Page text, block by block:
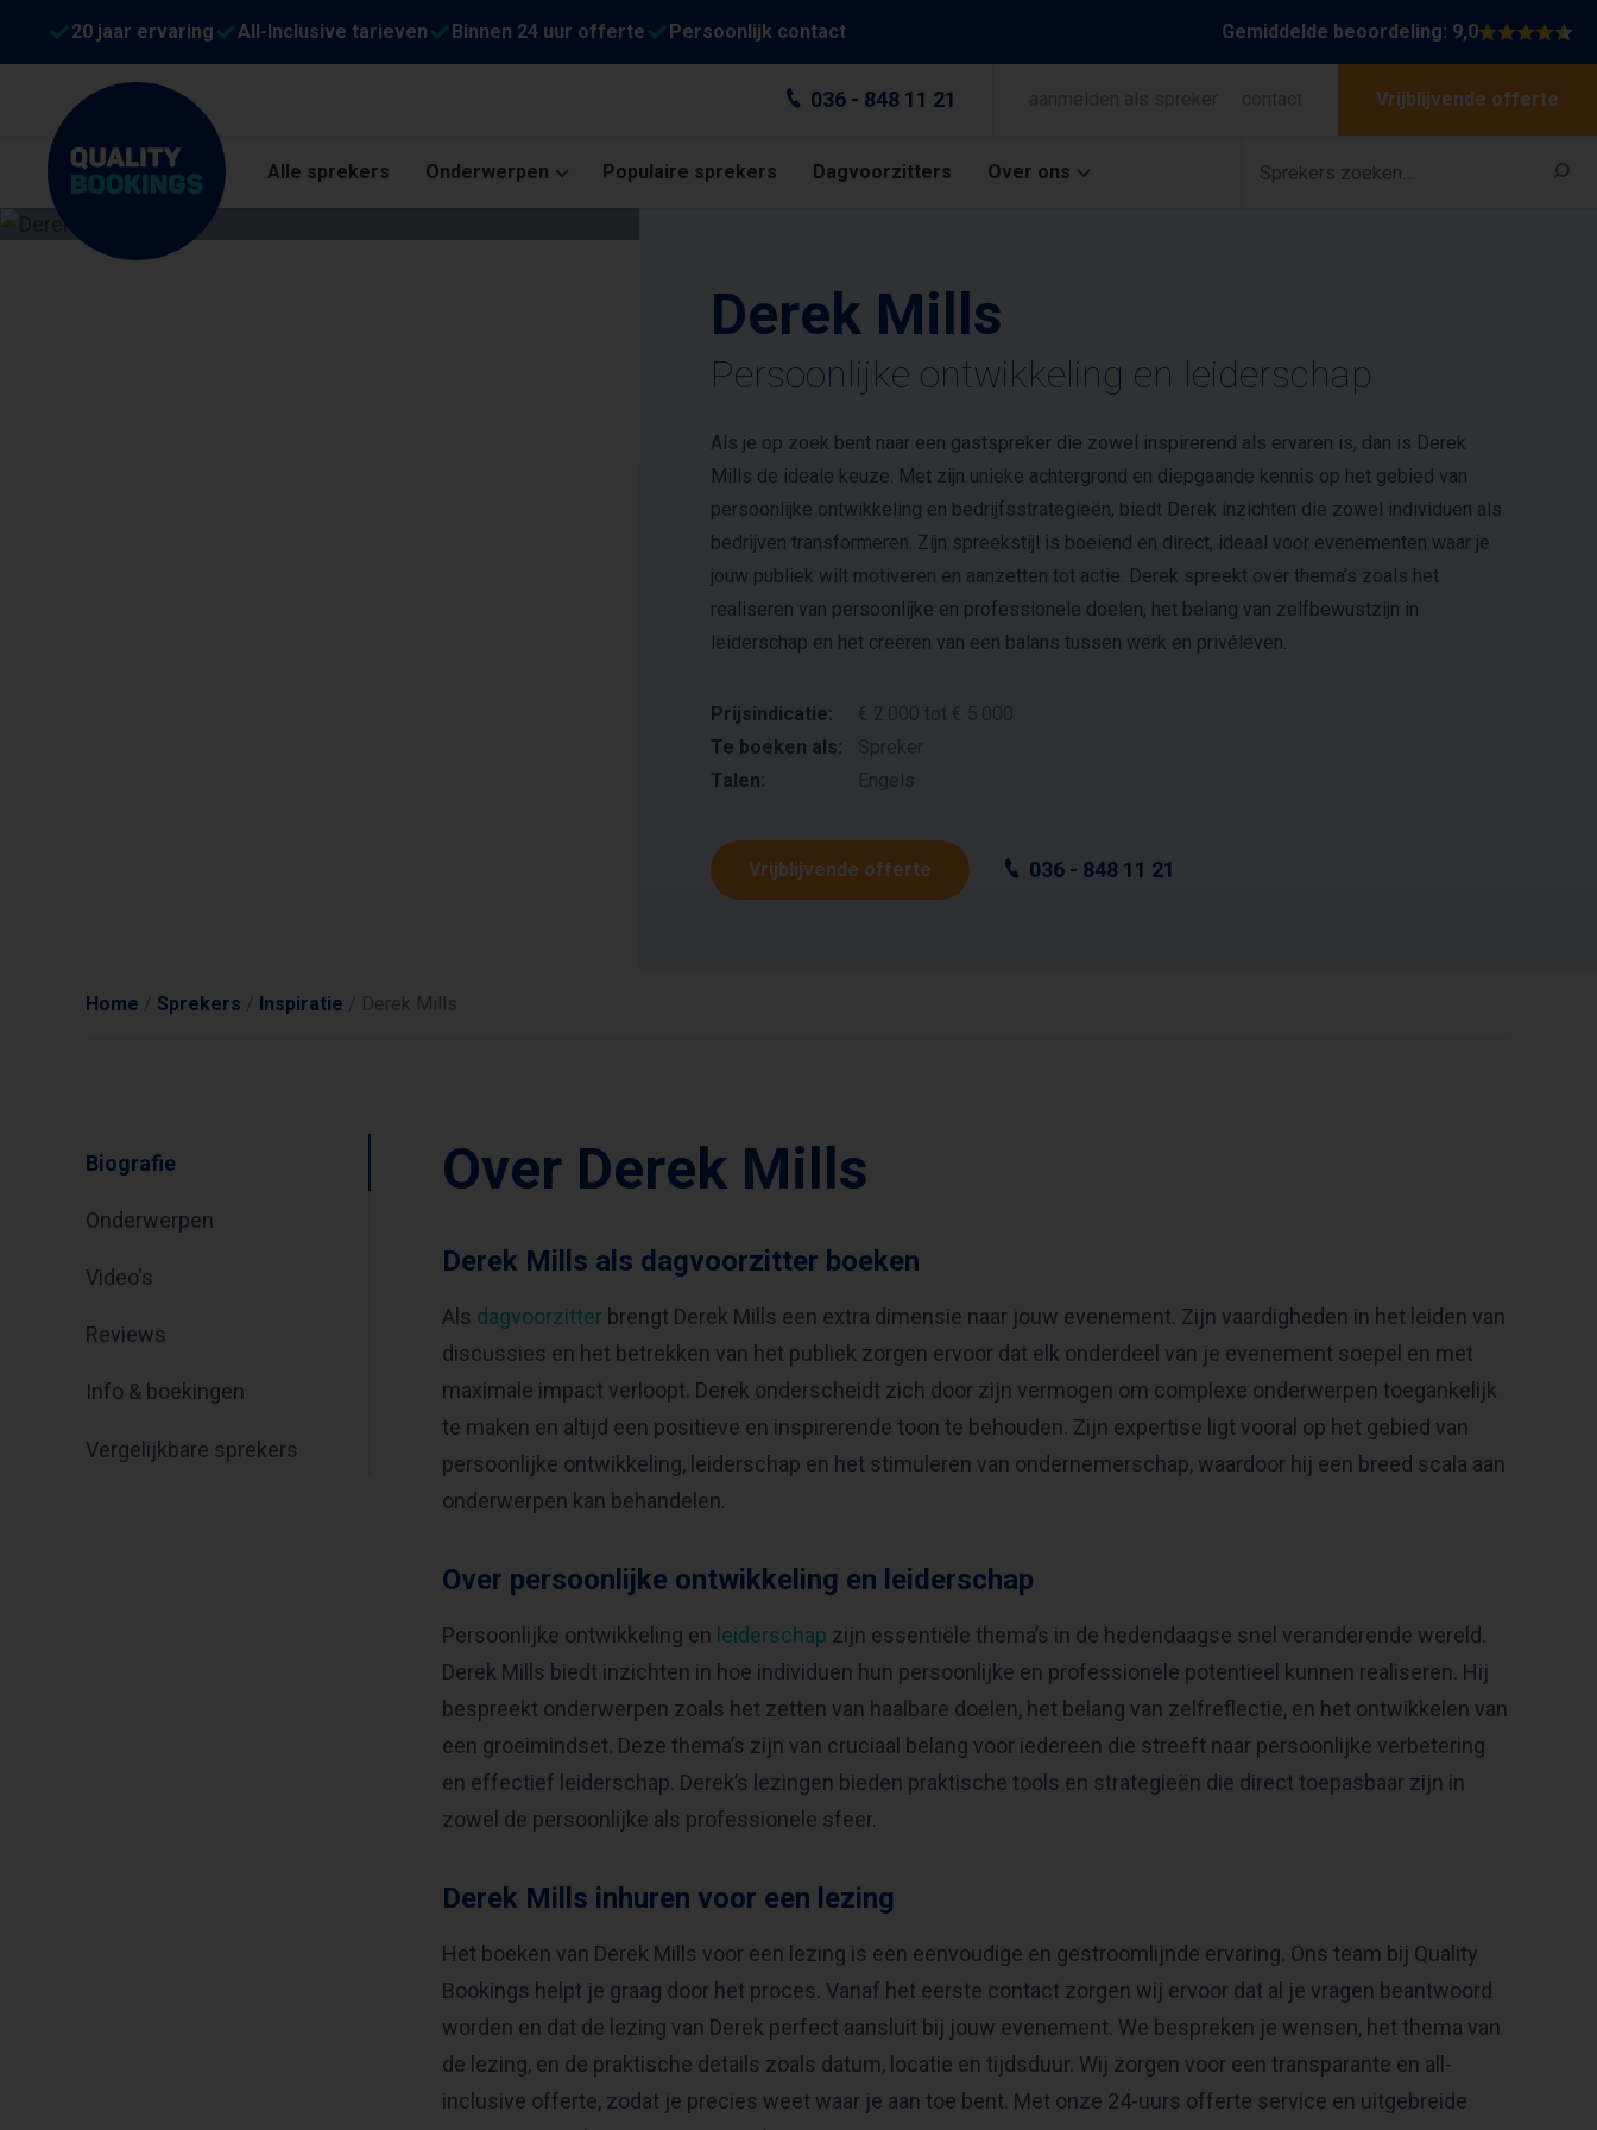
20 jaar ervaring All-Inclusive tarieven Binnen 24 uur offerte Persoonlijk contact Gemiddelde beoordeling: 9,0
036 - 848 11 21 Vrijblijvende offerte
Alle sprekers Onderwerpen Populaire sprekers Dagvoorzitters Over ons
Derek Mills
Persoonlijke ontwikkeling en leiderschap
Als je op zoek bent naar een gastspreker die zowel inspirerend als ervaren is, dan is Derek
Mills de ideale keuze. Met zijn unieke achtergrond en diepgaande kennis op het gebied van
persoonlijke ontwikkeling en bedrijfsstrategieën, biedt Derek inzichten die zowel individuen als
bedrijven transformeren. Zijn spreekstijl is boeiend en direct, ideaal voor evenementen waar je
jouw publiek wilt motiveren en aanzetten tot actie. Derek spreekt over thema’s zoals het
realiseren van persoonlijke en professionele doelen, het belang van zelfbewustzijn in
leiderschap en het creëren van een balans tussen werk en privéleven.
Prijsindicatie:
€ 2.000 tot € 5.000
Te boeken als:
Talen:
Vrijblijvende offerte 036 - 848 11 21
Home / Sprekers / Inspiratie / Derek Mills
Biografie
Onderwerpen
Video's
Reviews
Info & boekingen
Vergelijkbare sprekers
Over Derek Mills
Derek Mills als dagvoorzitter boeken
Als dagvoorzitter brengt Derek Mills een extra dimensie naar jouw evenement. Zijn vaardigheden in het leiden van
discussies en het betrekken van het publiek zorgen ervoor dat elk onderdeel van je evenement soepel en met
maximale impact verloopt. Derek onderscheidt zich door zijn vermogen om complexe onderwerpen toegankelijk
te maken en altijd een positieve en inspirerende toon te behouden. Zijn expertise ligt vooral op het gebied van
persoonlijke ontwikkeling, leiderschap en het stimuleren van ondernemerschap, waardoor hij een breed scala aan
onderwerpen kan behandelen.
Over persoonlijke ontwikkeling en leiderschap
Persoonlijke ontwikkeling en leiderschap zijn essentiële thema’s in de hedendaagse snel veranderende wereld.
Derek Mills biedt inzichten in hoe individuen hun persoonlijke en professionele potentieel kunnen realiseren. Hij
bespreekt onderwerpen zoals het zetten van haalbare doelen, het belang van zelfreflectie, en het ontwikkelen van
een groeimindset. Deze thema’s zijn van cruciaal belang voor iedereen die streeft naar persoonlijke verbetering
en effectief leiderschap. Derek’s lezingen bieden praktische tools en strategieën die direct toepasbaar zijn in
zowel de persoonlijke als professionele sfeer.
Derek Mills inhuren voor een lezing
Het boeken van Derek Mills voor een lezing is een eenvoudige en gestroomlijnde ervaring. Ons team bij Quality
Bookings helpt je graag door het proces. Vanaf het eerste contact zorgen wij ervoor dat al je vragen beantwoord
worden en dat de lezing van Derek perfect aansluit bij jouw evenement. We bespreken je wensen, het thema van
de lezing, en de praktische details zoals datum, locatie en tijdsduur. Wij zorgen voor een transparante en all-
inclusive offerte, zodat je precies weet waar je aan toe bent. Met onze 24-uurs offerte service en uitgebreide